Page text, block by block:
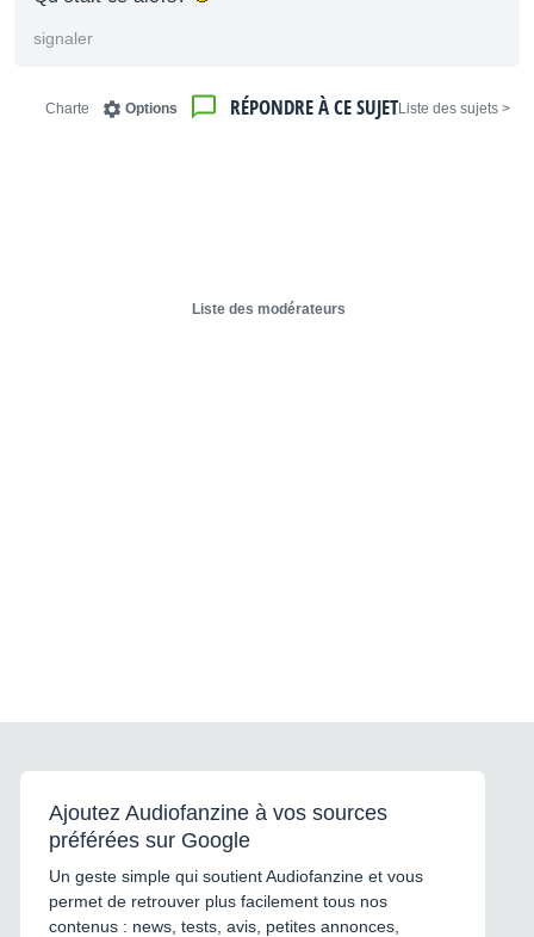
signaler
< Liste des sujets
RÉPONDRE À CE SUJET
Options
Charte
Liste des modérateurs
Ajoutez Audiofanzine à vos sources
préférées sur Google
Un geste simple qui soutient Audiofanzine et vous
permet de retrouver plus facilement tous nos
contenus : news, tests, avis, petites annonces,